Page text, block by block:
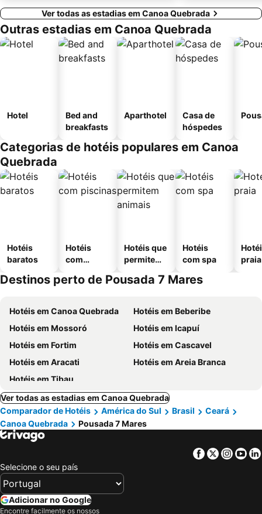
Ver todas as estadias em Canoa Quebrada
Outras estadias em Canoa Quebrada
Hotel
Bed and
breakfasts
Aparthotel
Casa de
hóspedes
Categorias de hotéis populares em Canoa
Quebrada
Hotéis
baratos
Hotéis
com
Hotéis que
permitem
Hotéis
com spa
praia
Destinos perto de Pousada 7 Mares
Hotéis em Canoa Quebrada
Hotéis em Beberibe
Hotéis em Mossoró
Hotéis em Icapuí
Hotéis em Fortim
Hotéis em Cascavel
Hotéis em Aracati
Hotéis em Areia Branca
Hotéis em Tibau
Ver todas as estadias em Canoa Quebrada
Comparador de Hotéis
América do Sul Brasil
Ceará
Canoa Quebrada
Pousada 7 Mares
Facebook
Twitter
Selecione o seu país
Adicionar no Google
Encontre facilmente os nossos